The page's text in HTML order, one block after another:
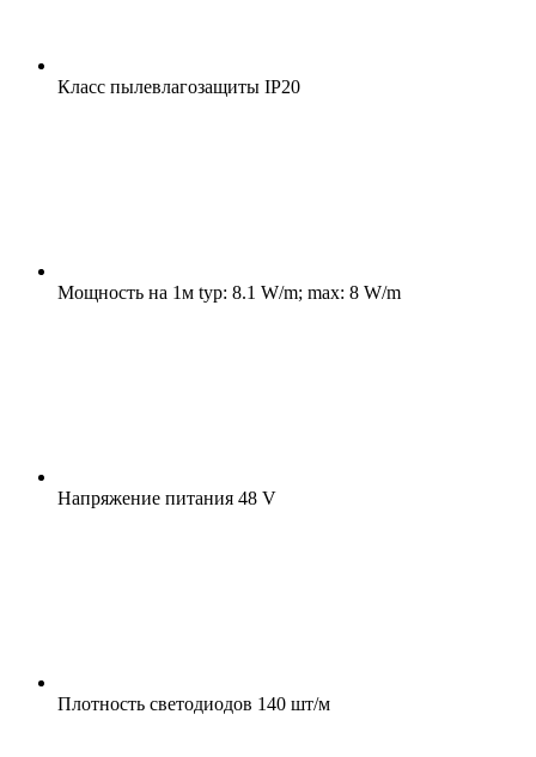
Класс пылевлагозащиты IP20
Мощность на 1м typ: 8.1 W/m; max: 8 W/m
Напряжение питания 48 V
Плотность светодиодов 140 шт/м